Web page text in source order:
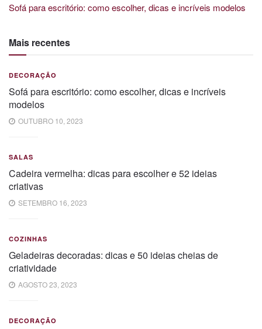
Sofá para escritório: como escolher, dicas e incríveis modelos
Mais recentes
DECORAÇÃO
Sofá para escritório: como escolher, dicas e incríveis
modelos
OUTUBRO 10, 2023
SALAS
Cadeira vermelha: dicas para escolher e 52 ideias
criativas
SETEMBRO 16, 2023
COZINHAS
Geladeiras decoradas: dicas e 50 ideias cheias de
criatividade
AGOSTO 23, 2023
DECORAÇÃO